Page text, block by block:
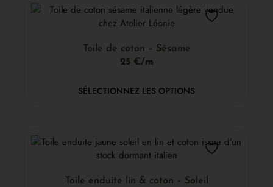
Toile de coton – Sésame
25 €/m
SÉLECTIONNEZ LES OPTIONS
Toile enduite lin & coton – Soleil